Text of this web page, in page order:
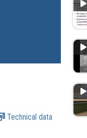
Technical data